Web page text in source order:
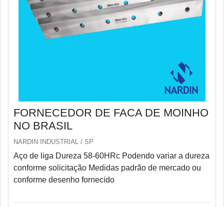
FORNECEDOR DE FACA DE MOINHO
NO BRASIL
NARDIN INDUSTRIAL / SP
Aço de liga Dureza 58-60HRc Podendo variar a dureza
conforme solicitação Medidas padrão de mercado ou
conforme desenho fornecido